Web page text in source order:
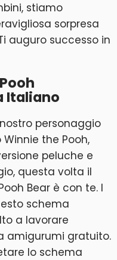
stiamo
sorpresa
auguro successo in
Italiano
personaggio
the Pooh,
peluche e
questa volta il
Bear è con te. I
schema
a lavorare
amigurumi gratuito.
lo schema